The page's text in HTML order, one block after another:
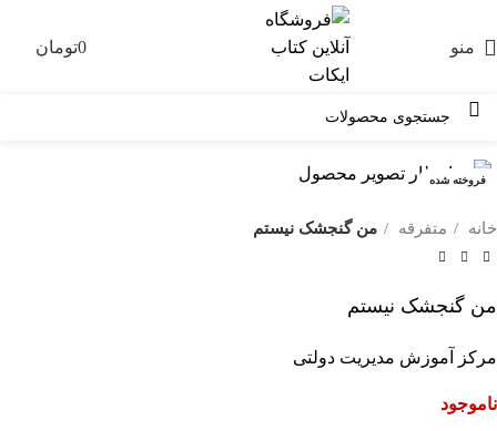
منو 0تومان
فروخته شده
خانه متفرقه من گنجشک نیستم
من گنجشک نیستم
مرکز آموزش مدیریت دولتی
ناموجود